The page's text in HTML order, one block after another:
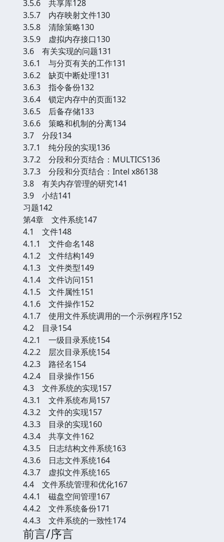
3.5.6 共享库128
3.5.7 内存映射文件130
3.5.8 清除策略130
3.5.9 虚拟内存接口130
3.6 有关实现的问题131
3.6.1 与分页有关的工作131
3.6.2 缺页中断处理131
3.6.3 指令备份132
3.6.4 锁定内存中的页面132
3.6.5 后备存储133
3.6.6 策略和机制的分离134
3.7 分段134
3.7.1 纯分段的实现136
3.7.2 分段和分页结合：MULTICS136
3.7.3 分段和分页结合：Intel x86138
3.8 有关内存管理的研究141
3.9 小结141
习题142
第4章 文件系统147
4.1 文件148
4.1.1 文件命名148
4.1.2 文件结构149
4.1.3 文件类型149
4.1.4 文件访问151
4.1.5 文件属性151
4.1.6 文件操作152
4.1.7 使用文件系统调用的一个示例程序152
4.2 目录154
4.2.1 一级目录系统154
4.2.2 层次目录系统154
4.2.3 路径名154
4.2.4 目录操作156
4.3 文件系统的实现157
4.3.1 文件系统布局157
4.3.2 文件的实现157
4.3.3 目录的实现160
4.3.4 共享文件162
4.3.5 日志结构文件系统163
4.3.6 日志文件系统164
4.3.7 虚拟文件系统165
4.4 文件系统管理和优化167
4.4.1 磁盘空间管理167
4.4.2 文件系统备份171
4.4.3 文件系统的一致性174
前言/序言